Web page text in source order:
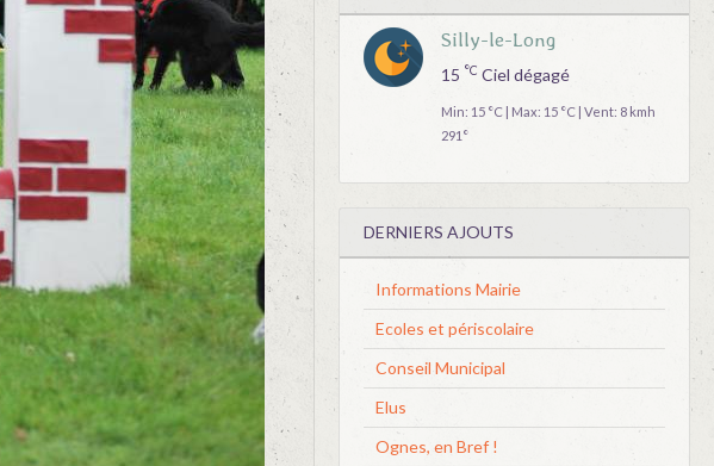
Silly-le-Long
15 °C Ciel dégagé
Min: 15 °C | Max: 15 °C | Vent: 8 kmh
291°
DERNIERS AJOUTS
Informations Mairie
Ecoles et périscolaire
Conseil Municipal
Elus
Ognes, en Bref !